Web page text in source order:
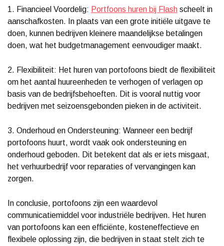
1. Financieel Voordelig: Portfoons huren bij Flash scheelt in
aanschafkosten. In plaats van een grote initiële uitgave te
doen, kunnen bedrijven kleinere maandelijkse betalingen
doen, wat het budgetmanagement eenvoudiger maakt.
2. Flexibiliteit: Het huren van portofoons biedt de flexibiliteit
om het aantal huureenheden te verhogen of verlagen op
basis van de bedrijfsbehoeften. Dit is vooral nuttig voor
bedrijven met seizoensgebonden pieken in de activiteit.
3. Onderhoud en Ondersteuning: Wanneer een bedrijf
portofoons huurt, wordt vaak ook ondersteuning en
onderhoud geboden. Dit betekent dat als er iets misgaat,
het verhuurbedrijf voor reparaties of vervangingen kan
zorgen.
In conclusie, portofoons zijn een waardevol
communicatiemiddel voor industriële bedrijven. Het huren
van portofoons kan een efficiënte, kosteneffectieve en
flexibele oplossing zijn, die bedrijven in staat stelt zich te